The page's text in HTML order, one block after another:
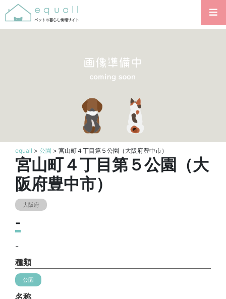
equall > 公園 > 宮山町４丁目第５公園（大阪府豊中市）
宮山町４丁目第５公園（大
阪府豊中市）
大阪府
-
-
種類
公園
名称